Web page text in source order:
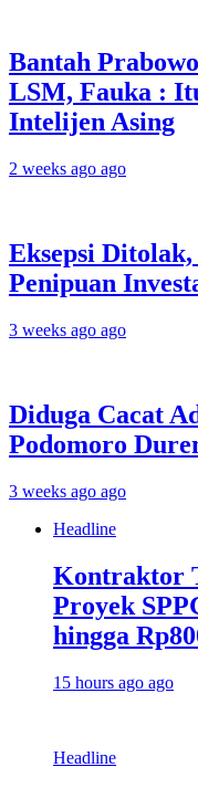
Bantah
LSM, Fauka :
Intelijen Asing
2 weeks ago ago
Eksepsi
Penipuan
3 weeks ago ago
Diduga Cacat
Podomoro
3 weeks ago ago
Headline
Kontraktor
Proyek
hingga
15 hours ago ago
Headline